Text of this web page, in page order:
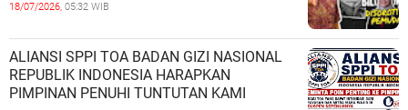
18/07/2026, 05:32 WIB
ALIANSI SPPI TOA BADAN GIZI NASIONAL
REPUBLIK INDONESIA HARAPKAN
PIMPINAN PENUHI TUNTUTAN KAMI